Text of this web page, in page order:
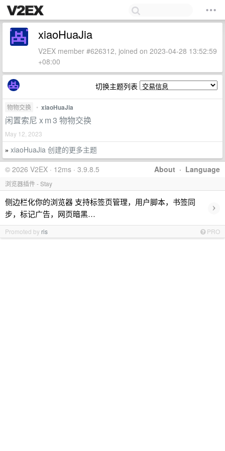
xiaoHuaJia
V2EX member #626312, joined on 2023-04-28 13:52:59
+08:00
切换主题列表
物物交换 • xiaoHuaJia
闲置索尼 x m 3 物物交换
May 12, 2023
» xiaoHuaJia 创建的更多主题
About · Language
© 2026 V2EX · 12ms · 3.9.8.5
浏览器插件 - Stay
侧边栏化你的浏览器 支持标签页管理，用户脚本，书签同
步，标记广告，网页暗黑…
›
Promoted by ris PRO